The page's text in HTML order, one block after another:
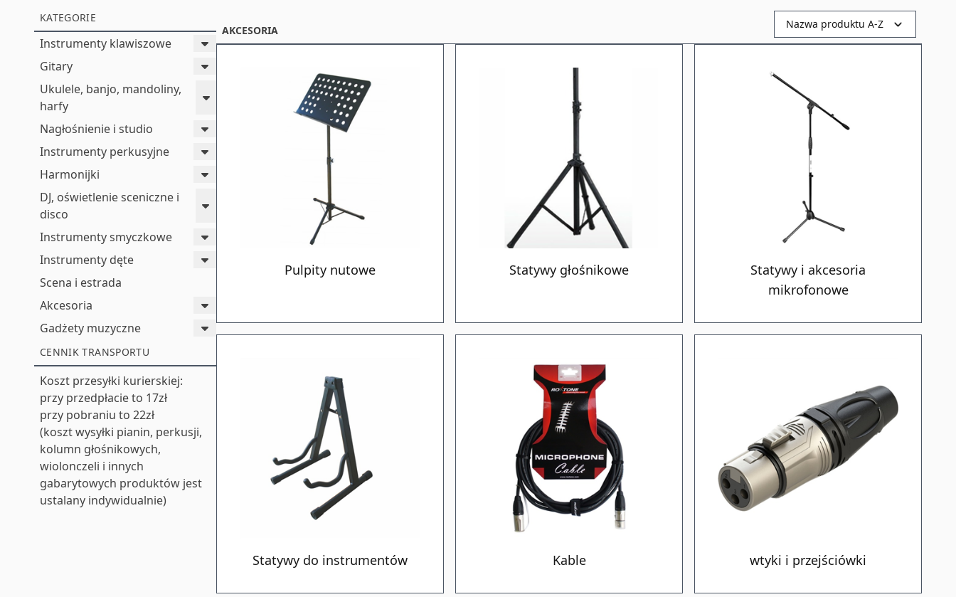
KATEGORIE
Instrumenty klawiszowe
Gitary
Ukulele, banjo, mandoliny,
harfy
Nagłośnienie i studio
Instrumenty perkusyjne
Harmonijki
DJ, oświetlenie sceniczne i
disco
Instrumenty smyczkowe
Instrumenty dęte
Scena i estrada
Akcesoria
Gadżety muzyczne
CENNIK TRANSPORTU
Koszt przesyłki kurierskiej:
przy przedpłacie to 17zł
przy pobraniu to 22zł
(koszt wysyłki pianin, perkusji,
kolumn głośnikowych,
wiolonczeli i innych
gabarytowych produktów jest
ustalany indywidualnie)
AKCESORIA Nazwa produktu A-Z
Pulpity nutowe Statywy głośnikowe
Statywy i akcesoria
mikrofonowe
Statywy do instrumentów Kable wtyki i przejściówki